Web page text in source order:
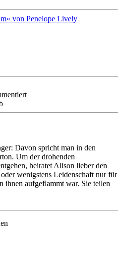
Davon spricht man in den
Um der drohenden
heiratet Alison lieber den
wenigstens Lei­denschaft nur für
ihnen aufgeflammt war. Sie tei­len